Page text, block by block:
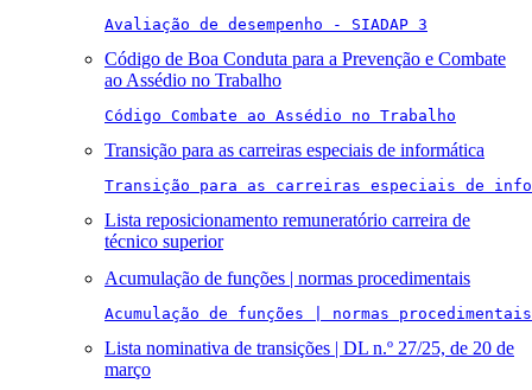
Avaliação de desempenho - SIADAP 3
Código de Boa Conduta para a Prevenção e Combate
ao Assédio no Trabalho
Código Combate ao Assédio no Trabalho
Transição para as carreiras especiais de informática
Transição para as carreiras especiais de
Lista reposicionamento remuneratório carreira de
técnico superior
Acumulação de funções | normas procedimentais
Acumulação de funções | normas procedimentais
Lista nominativa de transições | DL n.º 27/25, de 20 de
março